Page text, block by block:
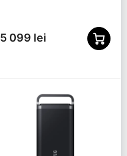
(SXS1000R/1000GA)
5 099 lei